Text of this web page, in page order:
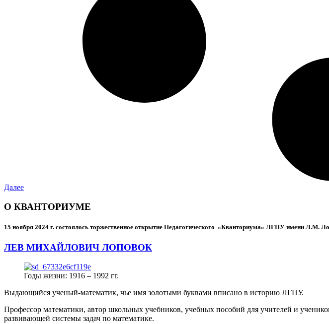
Далее
О КВАНТОРИУМЕ
15 ноября 2024 г. состоялось торжественное открытие Педагогического «Кванториума» ЛГПУ имени Л.М.
ЛЕВ МИХАЙЛОВИЧ ЛОПОВОК
Годы жизни: 1916 – 1992 гг.
Выдающийся ученый-математик, чье имя золотыми буквами вписано в историю ЛГПУ.
Профессор математики, автор школьных учебников, учебных пособий для учителей и
развивающей системы задач по математике.